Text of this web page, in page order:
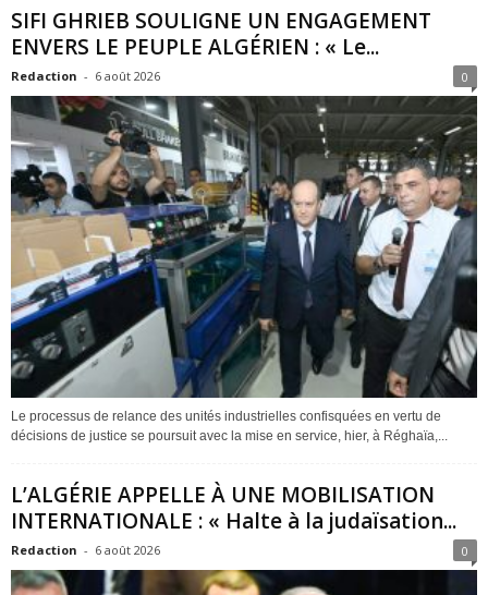
SIFI GHRIEB SOULIGNE UN ENGAGEMENT
ENVERS LE PEUPLE ALGÉRIEN : « Le...
Redaction - 6 août 2026 0
Le processus de relance des unités industrielles confisquées en vertu de
décisions de justice se poursuit avec la mise en service, hier, à Réghaïa,...
L’ALGÉRIE APPELLE À UNE MOBILISATION
INTERNATIONALE : « Halte à la judaïsation...
Redaction - 6 août 2026 0